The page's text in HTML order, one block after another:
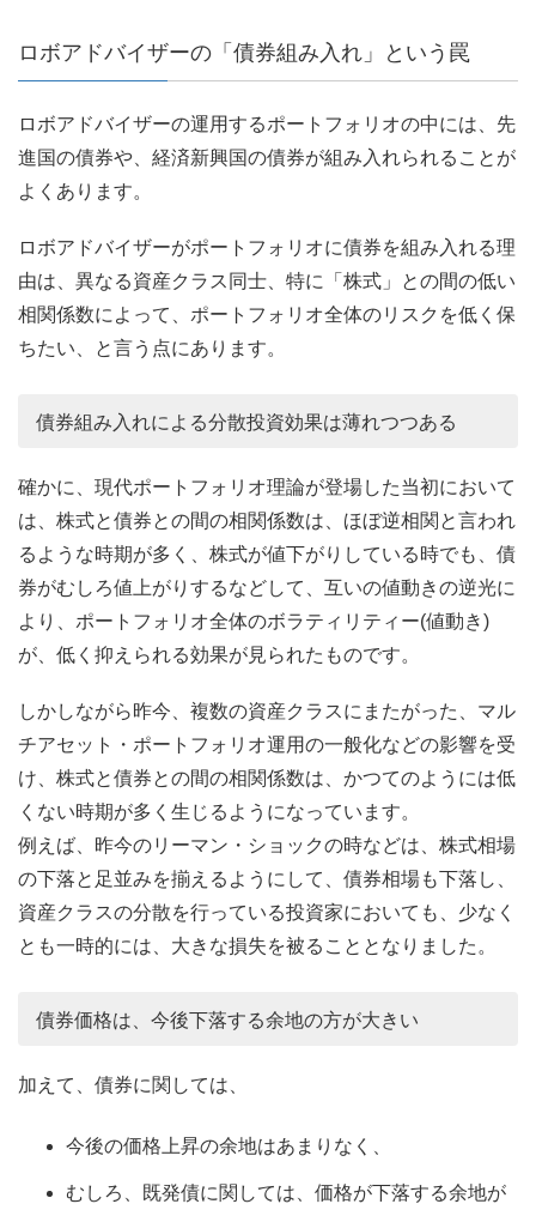
ロボアドバイザーの「債券組み入れ」という罠
ロボアドバイザーの運用するポートフォリオの中には、先
進国の債券や、経済新興国の債券が組み入れられることが
よくあります。
ロボアドバイザーがポートフォリオに債券を組み入れる理
由は、異なる資産クラス同士、特に「株式」との間の低い
相関係数によって、ポートフォリオ全体のリスクを低く保
ちたい、と言う点にあります。
債券組み入れによる分散投資効果は薄れつつある
確かに、現代ポートフォリオ理論が登場した当初において
は、株式と債券との間の相関係数は、ほぼ逆相関と言われ
るような時期が多く、株式が値下がりしている時でも、債
券がむしろ値上がりするなどして、互いの値動きの逆光に
より、ポートフォリオ全体のボラティリティー(値動き)
が、低く抑えられる効果が見られたものです。
しかしながら昨今、複数の資産クラスにまたがった、マル
チアセット・ポートフォリオ運用の一般化などの影響を受
け、株式と債券との間の相関係数は、かつてのようには低
くない時期が多く生じるようになっています。
例えば、昨今のリーマン・ショックの時などは、株式相場
の下落と足並みを揃えるようにして、債券相場も下落し、
資産クラスの分散を行っている投資家においても、少なく
とも一時的には、大きな損失を被ることとなりました。
債券価格は、今後下落する余地の方が大きい
加えて、債券に関しては、
今後の価格上昇の余地はあまりなく、
むしろ、既発債に関しては、価格が下落する余地が